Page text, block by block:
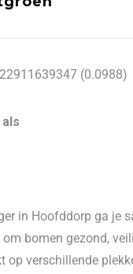
(0.0988)
in Hoofddorp ga je
om bomen gezond,
op verschillende